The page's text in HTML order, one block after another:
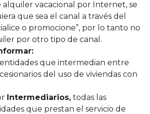
alquiler vacacional por Internet, se
que sea el canal a través del
o promocione”, por lo tanto no
por otro tipo de canal.
entidades que intermedian entre
del uso de viviendas con
Intermediarios, todas las
que prestan el servicio de